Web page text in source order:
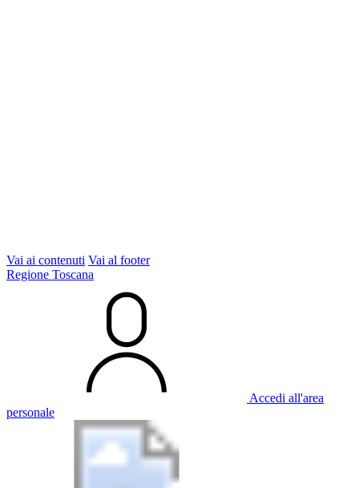
Vai ai contenuti Vai al footer
Regione Toscana
Accedi all'area
personale